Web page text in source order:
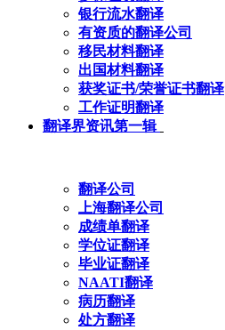
银行流水翻译
有资质的翻译公司
移民材料翻译
出国材料翻译
获奖证书/荣誉证书翻译
工作证明翻译
翻译界资讯第一辑
翻译公司
上海翻译公司
成绩单翻译
学位证翻译
毕业证翻译
NAATI翻译
病历翻译
处方翻译